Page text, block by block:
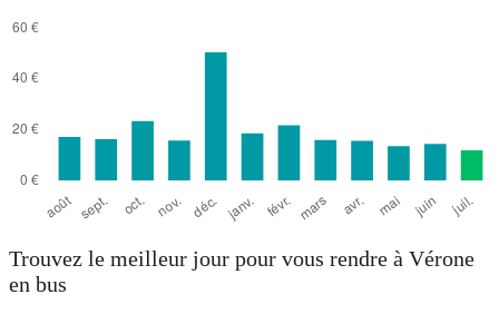
Trouvez le meilleur jour pour vous rendre à Vérone
en bus